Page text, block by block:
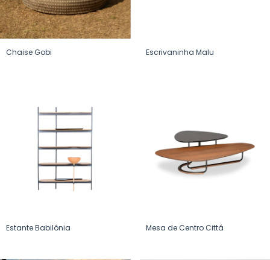
Chaise Gobi Escrivaninha Malu
Estante Babilônia Mesa de Centro Cittá